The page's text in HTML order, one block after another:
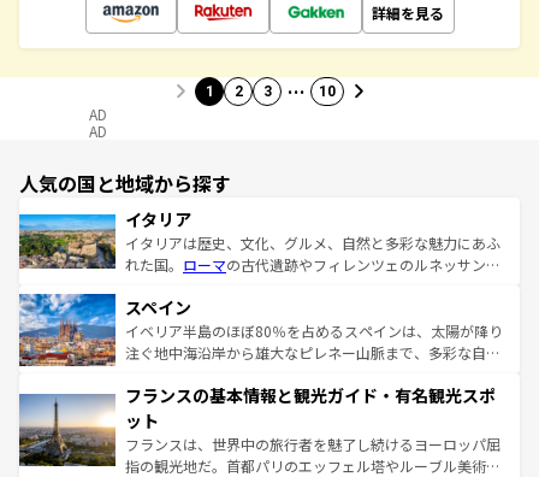
詳細を見る
1 2 3 … 10
AD
AD
人気の国と地域から探す
イタリア
イタリアは歴史、文化、グルメ、自然と多彩な魅力にあふ
れた国。 ローマの古代遺跡やフィレンツェのルネッサンス
ろん、トスカーナの美しい田園風景やアマルフィ海岸の絶
景など、自然景観も見逃せない。観光の合間には、本場の
ピザやパスタなど、絶品のイタリア料理を堪能することも
ませてくれるイタリアで、忘れられない旅をしてみよう！
なお、新着のイタリア情報は
しい。
スペイン
イベリア半島のほぼ80％を占めるスペインは、太陽が降り
注ぐ地中海沿岸から雄大なピレネー山脈まで、多彩な自然
文化が根付くこの国では、情熱的なフラメンコ、熱気あふ
れる闘牛、そして美味しいタパスが生活の一部となってい
る。首都マドリードの洗練された雰囲気や、バルセロナの
アートに溢れた街角から、地方では古代ローマ遺跡や中世
フランスの基本情報と観光ガイド・有名観光スポ
ット
フランスは、世界中の旅行者を魅了し続けるヨーロッパ屈
指の観光地だ。首都パリのエッフェル塔やルーブル美術館